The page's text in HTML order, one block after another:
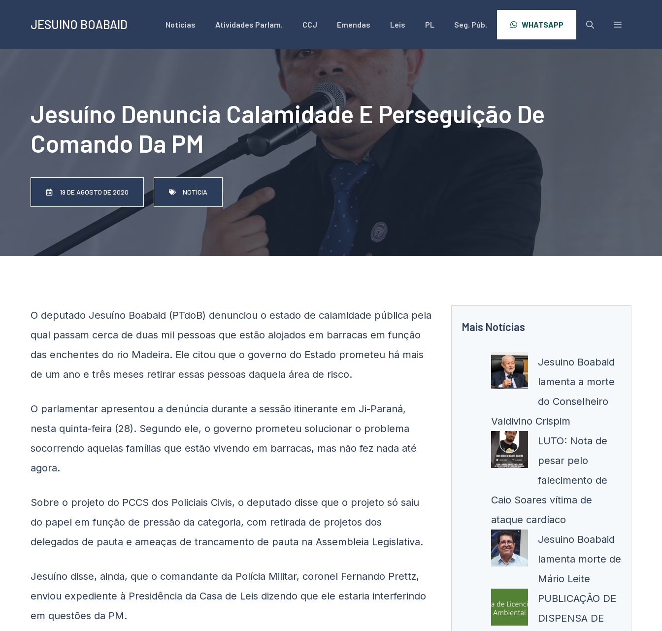
o
JESUINO BOABAID Notícias Atividades Parlam. CCJ Emendas Leis PL Seg. Púb. WHATSAPP
Jesuíno Denuncia Calamidade E Perseguição De
Comando Da PM
19 DE AGOSTO DE 2020 NOTÍCIA
O deputado Jesuíno Boabaid (PTdoB) denunciou o estado de calamidade pública pela
qual passam cerca de duas mil pessoas que estão alojados em barracas em função
das enchentes do rio Madeira. Ele citou que o governo do Estado prometeu há mais
de um ano e três meses retirar essas pessoas daquela área de risco.
O parlamentar apresentou a denúncia durante a sessão itinerante em Ji-Paraná,
nesta quinta-feira (28). Segundo ele, o governo prometeu solucionar o problema
socorrendo aquelas famílias que estão vivendo em barracas, mas não fez nada até
agora.
Sobre o projeto do PCCS dos Policiais Civis, o deputado disse que o projeto só saiu
do papel em função de pressão da categoria, com retirada de projetos dos
delegados de pauta e ameaças de trancamento de pauta na Assembleia Legislativa.
Jesuíno disse, ainda, que o comandante da Polícia Militar, coronel Fernando Prettz,
enviou expediente à Presidência da Casa de Leis dizendo que ele estaria interferindo
em questões da PM.
Mais Notícias
Jesuino Boabaid
lamenta a morte
do Conselheiro
Valdivino Crispim
LUTO: Nota de
pesar pelo
falecimento de
Caio Soares vítima de
ataque cardíaco
Jesuino Boabaid
lamenta morte de
Mário Leite
PUBLICAÇÃO DE
DISPENSA DE